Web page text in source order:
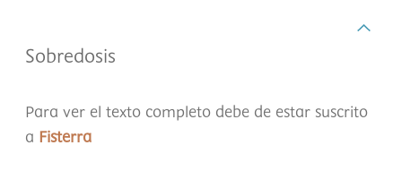
Sobredosis
Para ver el texto completo debe de estar suscrito
a Fisterra